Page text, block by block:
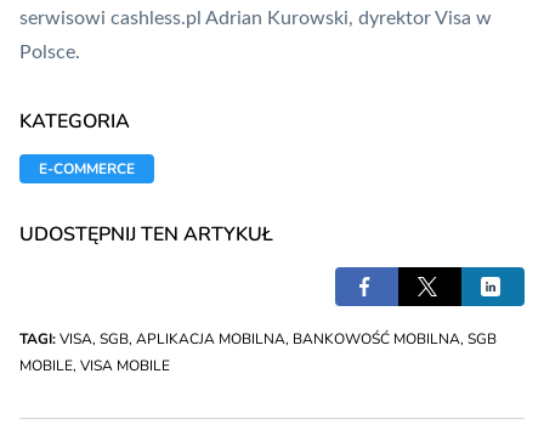
serwisowi cashless.pl Adrian Kurowski, dyrektor Visa w
Polsce.
KATEGORIA
E-COMMERCE
UDOSTĘPNIJ TEN ARTYKUŁ
TAGI:VISA, SGB, APLIKACJA MOBILNA, BANKOWOŚĆ MOBILNA, SGB
MOBILE, VISA MOBILE